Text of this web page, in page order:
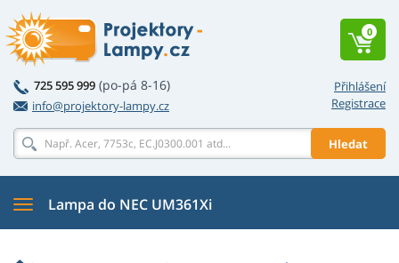
Přihlášení
Registrace
725 595 999 (po-pá 8-16)
info@projektory-lampy.cz
Hledat
0
Lampa do NEC UM361Xi